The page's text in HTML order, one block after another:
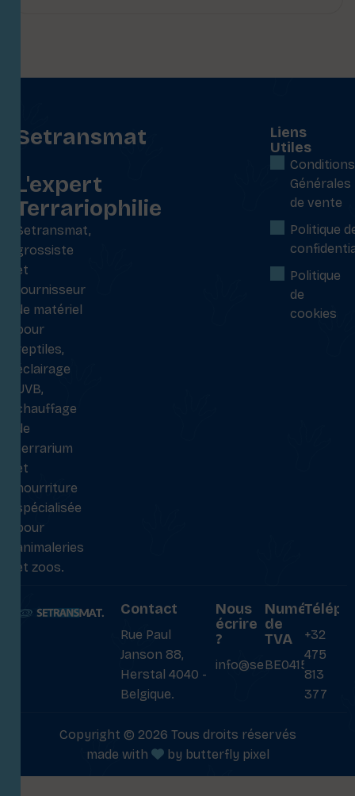
Setransmat
L'expert
Terrariophilie
Setransmat,
grossiste
et
fournisseur
de matériel
pour
reptiles,
éclairage
UVB,
chauffage
de
terrarium
et
nourriture
spécialisée
pour
animaleries
et zoos.
Liens
Utiles
Conditions
Générales
de vente
Politique
Politique
de
cookies
Contact
Rue Paul
Janson 88,
Herstal 4040 -
Belgique.
Nous
écrire
?
info@setransmat.com
Numéro
de
TVA
BE0415027069
+32
475
813
377
Copyright © 2026 Tous droits réservés
made with
by butterfly pixel